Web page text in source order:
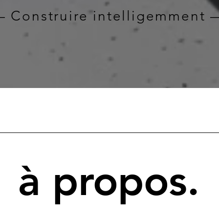
Construire intelligemment
à propos.